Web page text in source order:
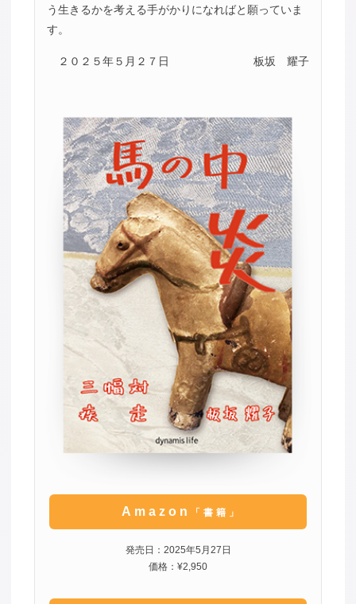
う生きるかを考える手がかりになればと願っていま
す。
２０２５年５月２７日 板坂 耀子
Amazon 「書籍」
発売日：2025年5月27日
価格：¥2,950